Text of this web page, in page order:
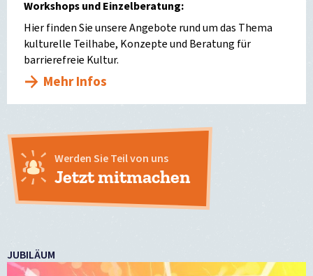
Workshops und Einzelberatung:
Hier finden Sie unsere Angebote rund um das Thema
kulturelle Teilhabe, Konzepte und Beratung für
barrierefreie Kultur.
Mehr Infos
Werden Sie Teil von uns
Jetzt mitmachen
JUBILÄUM